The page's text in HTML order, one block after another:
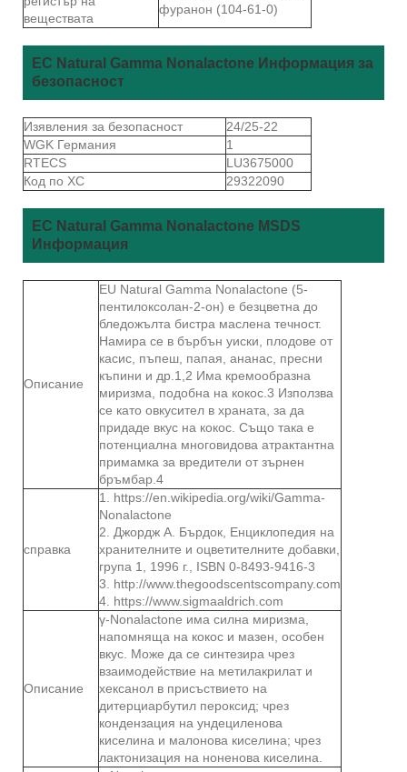
веществата
фуранон (104-61-0)
ЕС Natural Gamma Nonalactone Информация за
безопасност
Изявления за безопасност
24/25-22
WGK Германия
1
RTECS
LU3675000
Код по ХС
29322090
ЕС Natural Gamma Nonalactone MSDS
Информация
Описание
EU Natural Gamma Nonalactone (5-
пентилоксолан-2-он) е безцветна до
бледожълта бистра маслена течност.
Намира се в бърбън уиски, плодове от
касис, пъпеш, папая, ананас, пресни
къпини и др.1,2 Има кремообразна
миризма, подобна на кокос.3 Използва
се като овкусител в храната, за да
придаде вкус на кокос. Също така е
потенциална многовидова атрактантна
примамка за вредители от зърнен
бръмбар.4
справка
1. https://en.wikipedia.org/wiki/Gamma-
Nonalactone
2. Джордж А. Бърдок, Енциклопедия на
хранителните и оцветителните добавки,
група 1, 1996 г., ISBN 0-8493-9416-3
3. http://www.thegoodscentscompany.com
4. https://www.sigmaaldrich.com
Описание
γ-Nonalactone има силна миризма,
напомняща на кокос и мазен, особен
вкус. Може да се синтезира чрез
взаимодействие на метилакрилат и
хексанол в присъствието на
дитерциарбутил пероксид; чрез
кондензация на ундециленова
киселина и малонова киселина; чрез
лактонизация на ноненова киселина.